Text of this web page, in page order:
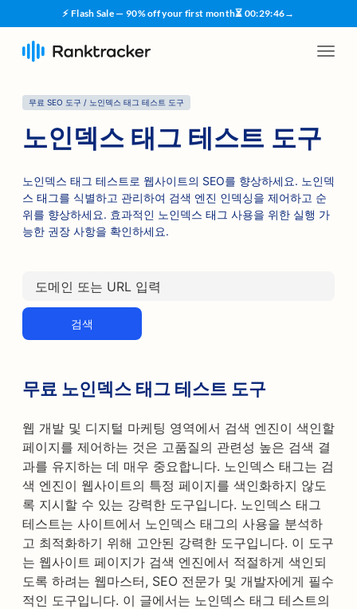
⚡ Flash Sale — 90% off your first month⏳ 00:29:45→
무료 SEO 도구 / 노인덱스 태그 테스트 도구
노인덱스 태그 테스트 도구
노인덱스 태그 테스트로 웹사이트의 SEO를 향상하세요. 노인덱
스 태그를 식별하고 관리하여 검색 엔진 인덱싱을 제어하고 순
위를 향상하세요. 효과적인 노인덱스 태그 사용을 위한 실행 가
능한 권장 사항을 확인하세요.
검색
무료 노인덱스 태그 테스트 도구
웹 개발 및 디지털 마케팅 영역에서 검색 엔진이 색인할
페이지를 제어하는 것은 고품질의 관련성 높은 검색 결
과를 유지하는 데 매우 중요합니다. 노인덱스 태그는 검
색 엔진이 웹사이트의 특정 페이지를 색인화하지 않도
록 지시할 수 있는 강력한 도구입니다. 노인덱스 태그
테스트는 사이트에서 노인덱스 태그의 사용을 분석하
고 최적화하기 위해 고안된 강력한 도구입니다. 이 도구
는 웹사이트 페이지가 검색 엔진에서 적절하게 색인되
도록 하려는 웹마스터, SEO 전문가 및 개발자에게 필수
적인 도구입니다. 이 글에서는 노인덱스 태그 테스트의